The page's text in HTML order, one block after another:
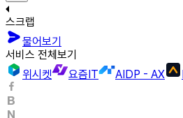
스크랩
물어보기
서비스 전체보기
위시켓
요즘IT AIDP - AX